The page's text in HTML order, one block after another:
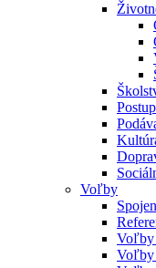
Voľby
Voľby
Voľby